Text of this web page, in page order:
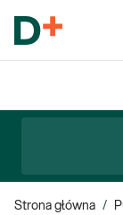
Strona główna /